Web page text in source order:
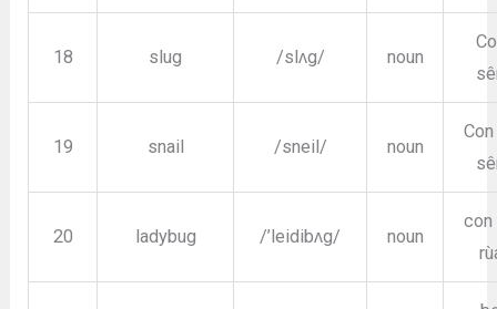
18 slug /slʌg/ noun
19 snail /sneil/ noun
20 ladybug /’leidibʌg/ noun
con